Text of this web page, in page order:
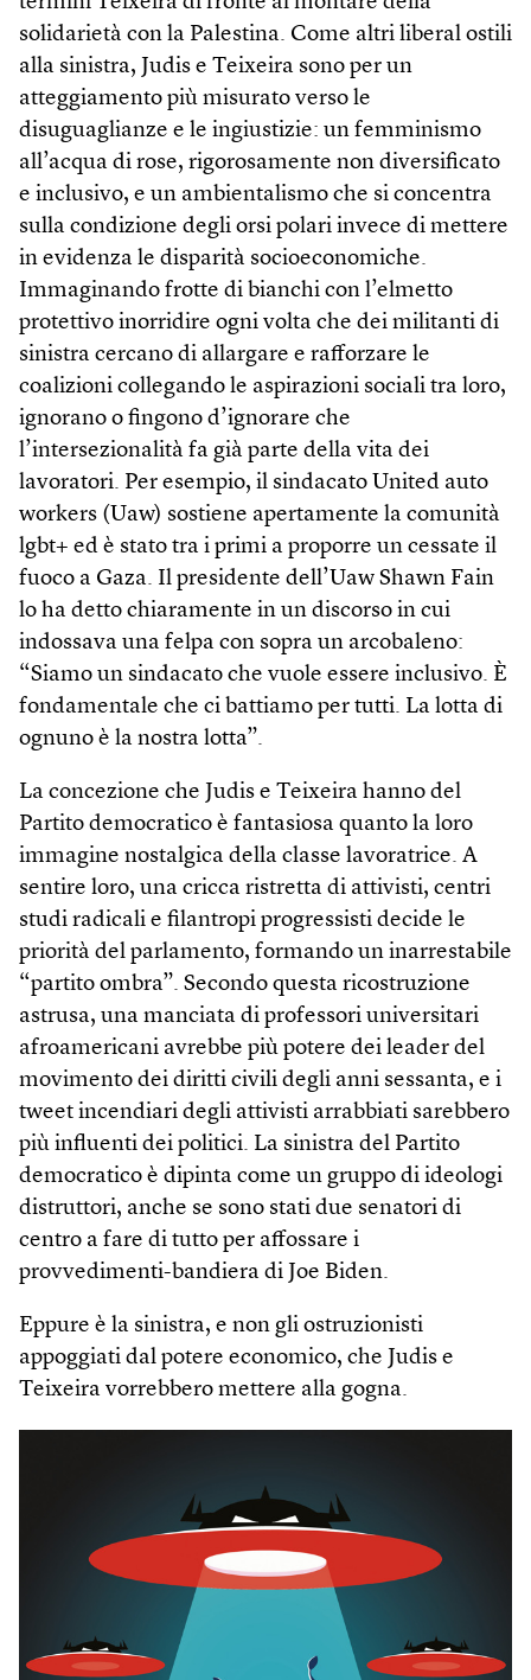
solidarietà con la Palestina. Come altri liberal ostili
alla sinistra, Judis e Teixeira sono per un
atteggiamento più misurato verso le
disuguaglianze e le ingiustizie: un femminismo
all’acqua di rose, rigorosamente non diversificato
e inclusivo, e un ambientalismo che si concentra
sulla condizione degli orsi polari invece di mettere
in evidenza le disparità socioeconomiche.
Immaginando frotte di bianchi con l’elmetto
protettivo inorridire ogni volta che dei militanti di
sinistra cercano di allargare e rafforzare le
coalizioni collegando le aspirazioni sociali tra loro,
ignorano o fingono d’ignorare che
l’intersezionalità fa già parte della vita dei
lavoratori. Per esempio, il sindacato United auto
workers (Uaw) sostiene apertamente la comunità
lgbt+ ed è stato tra i primi a proporre un cessate il
fuoco a Gaza. Il presidente dell’Uaw Shawn Fain
lo ha detto chiaramente in un discorso in cui
indossava una felpa con sopra un arcobaleno:
“Siamo un sindacato che vuole essere inclusivo. È
fondamentale che ci battiamo per tutti. La lotta di
ognuno è la nostra lotta”.
La concezione che Judis e Teixeira hanno del
Partito democratico è fantasiosa quanto la loro
immagine nostalgica della classe lavoratrice. A
sentire loro, una cricca ristretta di attivisti, centri
studi radicali e filantropi progressisti decide le
priorità del parlamento, formando un inarrestabile
“partito ombra”. Secondo questa ricostruzione
astrusa, una manciata di professori universitari
afroamericani avrebbe più potere dei leader del
movimento dei diritti civili degli anni sessanta, e i
tweet incendiari degli attivisti arrabbiati sarebbero
più influenti dei politici. La sinistra del Partito
democratico è dipinta come un gruppo di ideologi
distruttori, anche se sono stati due senatori di
centro a fare di tutto per affossare i
provvedimenti-bandiera di Joe Biden.
Eppure è la sinistra, e non gli ostruzionisti
appoggiati dal potere economico, che Judis e
Teixeira vorrebbero mettere alla gogna.